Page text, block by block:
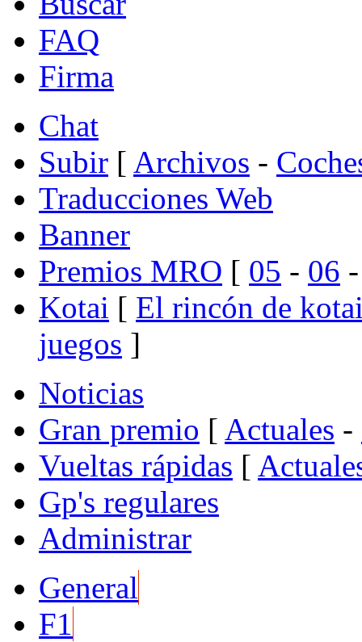
FAQ
Firma
Chat
Subir [ Archivos -
Traducciones Web
Banner
Premios MRO [ 05 - 06
Kotai [ El rincón de
juegos ]
Noticias
Gran premio [ Actuales -
Vueltas rápidas [
Gp's regulares
Administrar
General
F1